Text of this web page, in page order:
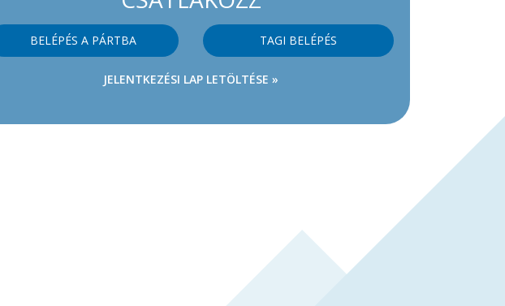
BELÉPÉS A PÁRTBA TAGI BELÉPÉS
JELENTKEZÉSI LAP LETÖLTÉSE »